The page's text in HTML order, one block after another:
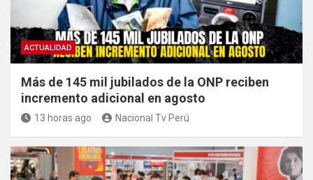
ACTUALIDAD
Más de 145 mil jubilados de la ONP reciben
incremento adicional en agosto
13 horas ago Nacional Tv Perú